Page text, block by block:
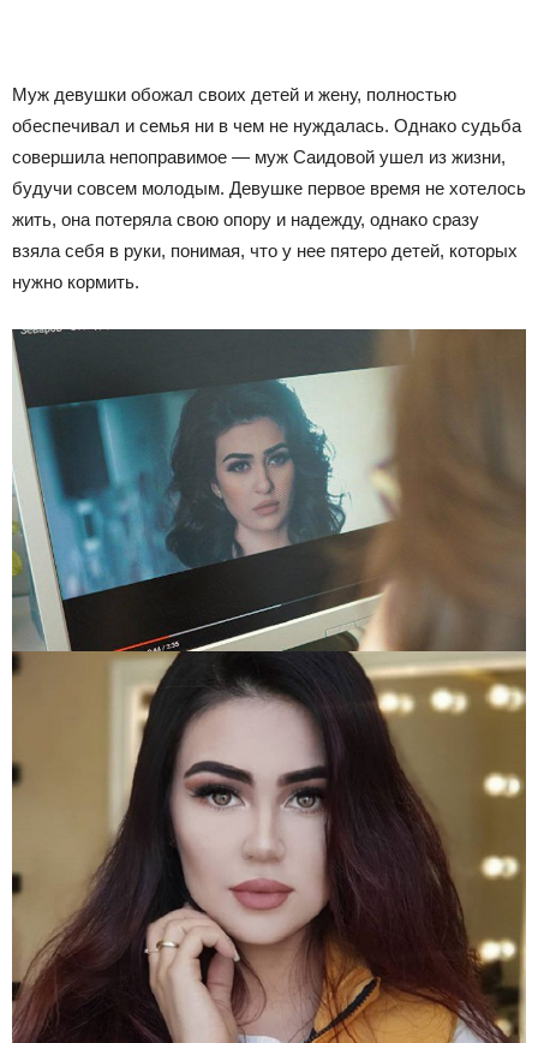
Муж девушки обожал своих детей и жену, полностью
обеспечивал и семья ни в чем не нуждалась. Однако судьба
совершила непоправимое — муж Саидовой ушел из жизни,
будучи совсем молодым. Девушке первое время не хотелось
жить, она потеряла свою опору и надежду, однако сразу
взяла себя в руки, понимая, что у нее пятеро детей, которых
нужно кормить.